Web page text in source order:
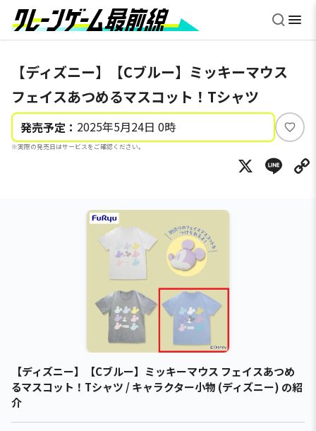
【ディズニー】【Cブルー】ミッキーマウス
フェイスあつめるマスコット！Tシャツ
発売予定： 2025年5月24日 0時
※実際の発売日はサービスをご確認ください。
い
ね
X
【ディズニー】【Cブルー】ミッキーマウス フェイスあつめ
るマスコット！Tシャツ / キャラクター小物 (ディズニー) の紹
介